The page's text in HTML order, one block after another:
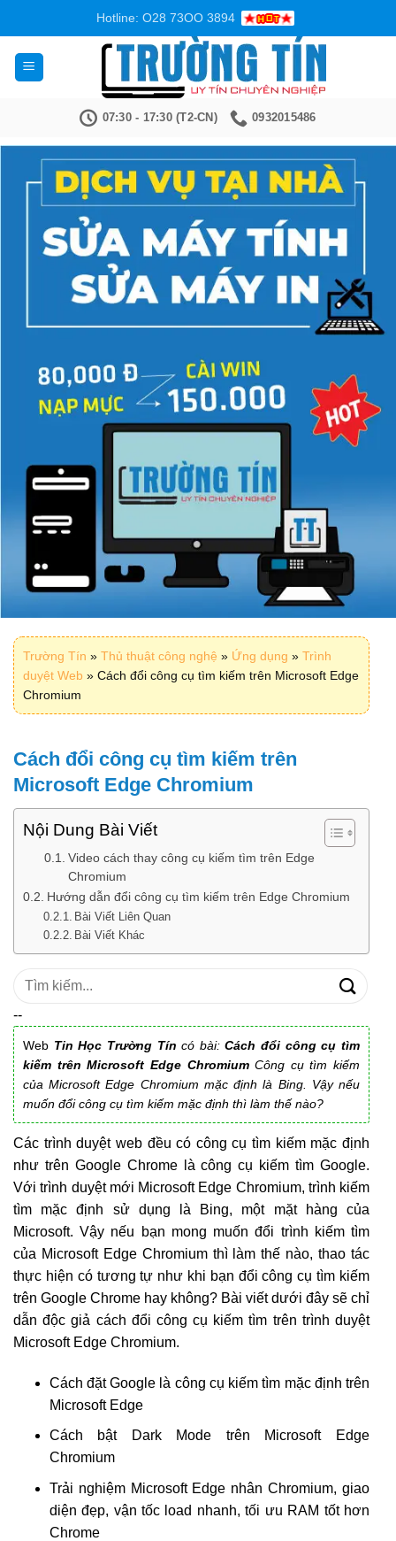
nội
dung
Hotline: O28 73OO 3894
07:30 - 17:30 (T2-CN) 0932015486
Trường Tín » Thủ thuật công nghệ » Ứng dụng » Trình
duyệt Web » Cách đổi công cụ tìm kiếm trên Microsoft Edge
Chromium
Cách đổi công cụ tìm kiếm trên
Microsoft Edge Chromium
Nội Dung Bài Viết
Video cách thay công cụ kiếm tìm trên Edge
Chromium
Hướng dẫn đổi công cụ tìm kiếm trên Edge Chromium
Bài Viết Liên Quan
Bài Viết Khác
Tìm
--
Web Tin Học Trường Tíncó bài:Cách đổi công cụ tìm
kiếm trên Microsoft Edge ChromiumCông cụ tìm kiếm
của Microsoft Edge Chromium mặc định là Bing. Vậy nếu
muốn đổi công cụ tìm kiếm mặc định thì làm thế nào?
Các trình duyệt web đều có công cụ tìm kiếm mặc định
như trên Google Chrome là công cụ kiếm tìm Google.
Với trình duyệt mới Microsoft Edge Chromium, trình kiếm
tìm mặc định sử dụng là Bing, một mặt hàng của
Microsoft. Vậy nếu bạn mong muốn đổi trình kiếm tìm
của Microsoft Edge Chromium thì làm thế nào, thao tác
thực hiện có tương tự như khi bạn đổi công cụ tìm kiếm
trên Google Chrome hay không? Bài viết dưới đây sẽ chỉ
dẫn độc giả cách đổi công cụ kiếm tìm trên trình duyệt
Microsoft Edge Chromium.
Cách đặt Google là công cụ kiếm tìm mặc định trên
Microsoft Edge
Cách bật Dark Mode trên Microsoft Edge
Chromium
Trải nghiệm Microsoft Edge nhân Chromium, giao
diện đẹp, vận tốc load nhanh, tối ưu RAM tốt hơn
Chrome